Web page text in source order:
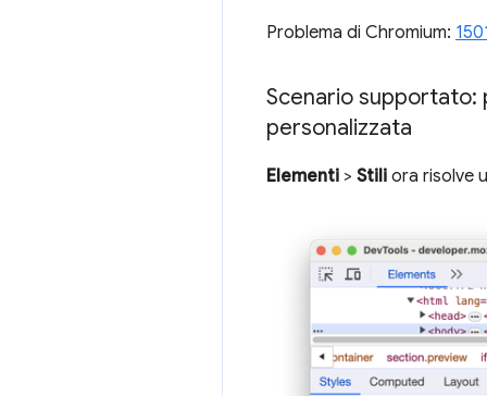
Problema di Chromium:
Scenario
personalizzata
Elementi > Stili ora risolve